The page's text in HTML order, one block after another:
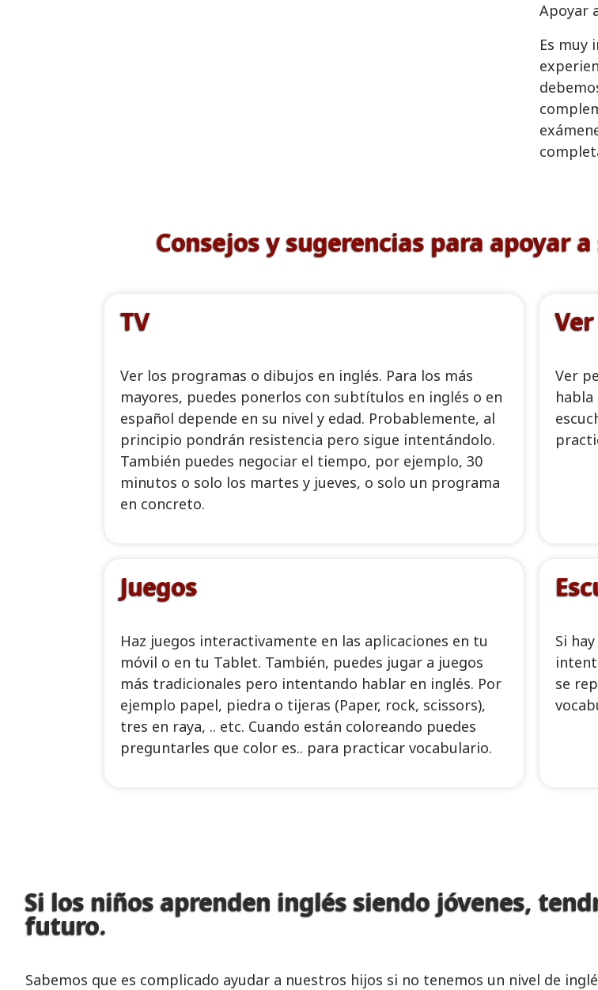
Apoyar
Es muy
Consejos y sugerencias para apoyar
TV
Ver los programas o dibujos en inglés. Para los más
mayores, puedes ponerlos con subtítulos en inglés o en
español depende en su nivel y edad. Probablemente, al
principio pondrán resistencia pero sigue intentándolo.
También puedes negociar el tiempo, por ejemplo, 30
minutos o solo los martes y jueves, o solo un programa
en concreto.
Ver
Juegos
Haz juegos interactivamente en las aplicaciones en tu
móvil o en tu Tablet. También, puedes jugar a juegos
más tradicionales pero intentando hablar en inglés. Por
ejemplo papel, piedra o tijeras (Paper, rock, scissors),
tres en raya, .. etc. Cuando están coloreando puedes
preguntarles que color es.. para practicar vocabulario.
Si
se
Si los niños aprenden inglés siendo jóvenes,
futuro.
Sabemos que es complicado ayudar a nuestros hijos si no tenemos un nivel de